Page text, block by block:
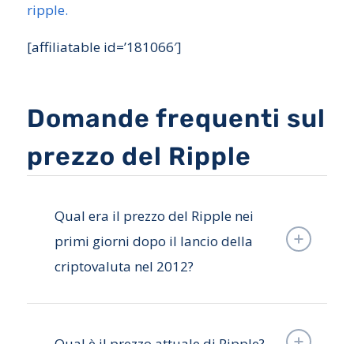
ripple.
[affiliatable id=’181066′]
Domande frequenti sul
prezzo del Ripple
Qual era il prezzo del Ripple nei
primi giorni dopo il lancio della
criptovaluta nel 2012?